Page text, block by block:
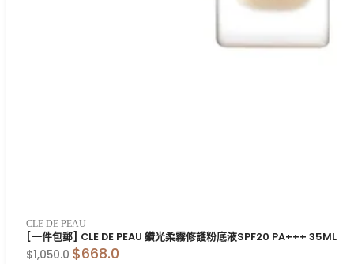
CLE DE PEAU
[一件包郵] CLE DE PEAU 鑽光柔霧修護粉底液SPF20 PA+++ 35ML
$1,050.0 $668.0